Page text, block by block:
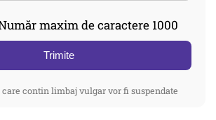
maxim de caractere 1000
Trimite
contin limbaj vulgar vor fi suspendate